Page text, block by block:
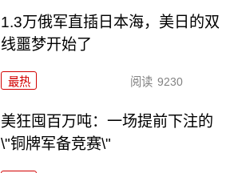
1.3万俄军直插日本海，美日的双
线噩梦开始了
最热 阅读 9230
美狂囤百万吨：一场提前下注的
\"铜牌军备竞赛\"